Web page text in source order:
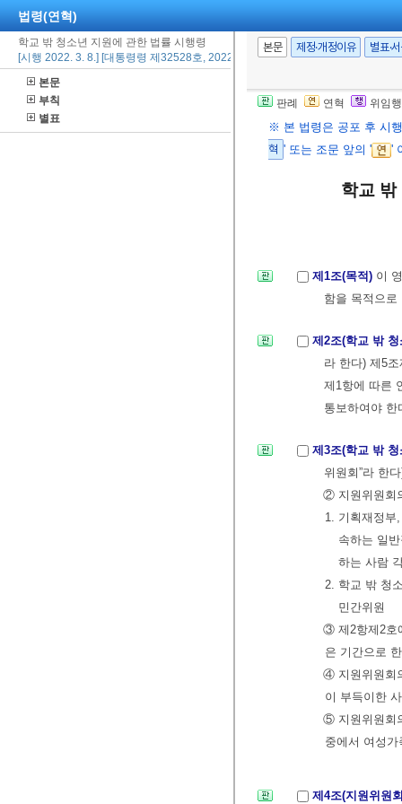
법령(연혁)
학교 밖 청소년 지원에 관한 법률 시행령
[시행 2022. 3. 8.] [대통령령 제32528호, 2022. 3. 8., 타법개정]
본문
부칙
별표
본문 제정·개정이유 별표·
판례 연혁 위임
※ 본 법령은 공포 후 시
혁 ' 또는 조문 앞의 ' '
학교
제1조(목적) 이
함을 목적으로
제2조(학교 밖
라 한다) 제5
제1항에 따른
통보하여야 한
제3조(학교 밖
위원회”라 한
② 지원위원회
1. 기획재정부
속하는 일
하는 사람
2. 학교 밖 청
민간위원
③ 제2항제2호
은 기간으로
④ 지원위원회
이 부득이한
⑤ 지원위원회
중에서 여성
제4조(지원위원